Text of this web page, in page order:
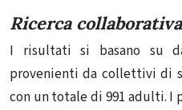
Ricerca collaborativa
I risultati si basano su
provenienti da collettivi di
con un totale di 991 adulti. I